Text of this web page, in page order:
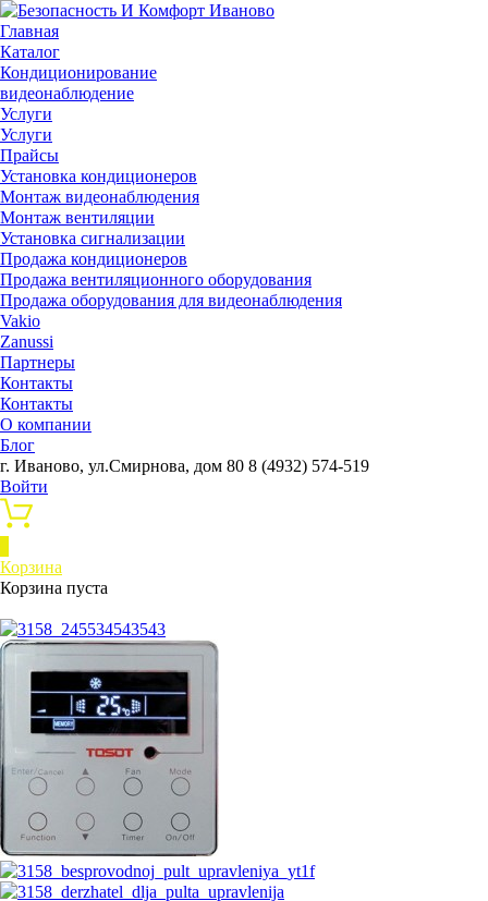
Главная
Каталог
Кондиционирование
видеонаблюдение
Услуги
Услуги
Прайсы
Установка кондиционеров
Монтаж видеонаблюдения
Монтаж вентиляции
Установка сигнализации
Продажа кондиционеров
Продажа вентиляционного оборудования
Продажа оборудования для видеонаблюдения
Vakio
Zanussi
Партнеры
Контакты
Контакты
О компании
Блог
г. Иваново, ул.Смирнова, дом 80 8 (4932) 574-519
Войти
Корзина
Корзина пуста